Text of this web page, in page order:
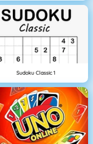
Sudoku Classic 1